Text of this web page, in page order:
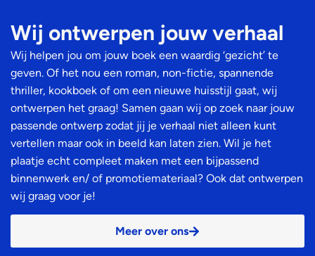
Wij ontwerpen jouw verhaal​
Wij helpen jou om jouw boek een waardig ‘gezicht’ te
geven. Of het nou een roman, non-fictie, spannende
thriller, kookboek of om een nieuwe huisstijl gaat, wij
ontwerpen het graag! Samen gaan wij op zoek naar jouw
passende ontwerp zodat jij je verhaal niet alleen kunt
vertellen maar ook in beeld kan laten zien. Wil je het
plaatje echt compleet maken met een bijpassend
binnenwerk en/ of promotiemateriaal? Ook dat ontwerpen
wij graag voor je!
Meer over ons